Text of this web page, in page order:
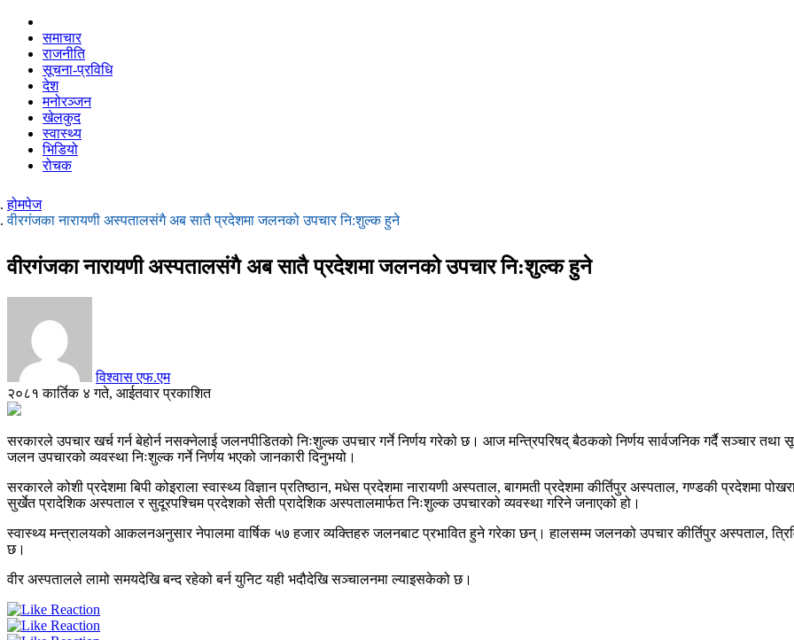
समाचार
राजनीति
सूचना-प्रविधि
देश
मनोरञ्जन
खेलकुद
स्वास्थ्य
भिडियो
रोचक
होमपेज
वीरगंजका नारायणी अस्पतालसंगै अब सातै प्रदेशमा जलनको उपचार नि:शुल्क हुने
वीरगंजका नारायणी अस्पतालसंगै अब सातै प्रदेशमा जलनको उपचार नि:शुल्क हुने
विश्वास एफ.एम
२०८१ कार्तिक ४ गते, आईतवार प्रकाशित
सरकारले उपचार खर्च गर्न बेहोर्न नसक्नेलाई जलनपीडितको निःशुल्क उपचार गर्ने निर्णय गरेको छ। आज मन्त्रिपरिषद् बैठकको निर्णय सार्वजनिक गर्दै सञ्चार
जलन उपचारको व्यवस्था निःशुल्क गर्ने निर्णय भएको जानकारी दिनुभयो।
सरकारले कोशी प्रदेशमा बिपी कोइराला स्वास्थ्य विज्ञान प्रतिष्ठान, मधेस प्रदेशमा नारायणी अस्पताल, बागमती प्रदेशमा कीर्तिपुर अस्पताल, गण्डकी प्रदेशमा
सुर्खेत प्रादेशिक अस्पताल र सुदूरपश्चिम प्रदेशको सेती प्रादेशिक अस्पतालमार्फत निःशुल्क उपचारको व्यवस्था गरिने जनाएको हो।
स्वास्थ्य मन्त्रालयको आकलनअनुसार नेपालमा वार्षिक ५७ हजार व्यक्तिहरु जलनबाट प्रभावित हुने गरेका छन्। हालसम्म जलनको उपचार कीर्तिपुर अस्पताल,
छ।
वीर अस्पतालले लामो समयदेखि बन्द रहेको बर्न युनिट यही भदौदेखि सञ्चालनमा ल्याइसकेको छ।